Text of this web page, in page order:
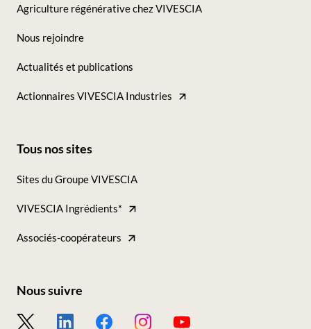
colonne
Agriculture régénérative chez VIVESCIA
Nous rejoindre
Actualités et publications
Actionnaires VIVESCIA Industries
Tous
nos
Tous nos sites
Sites du Groupe VIVESCIA
VIVESCIA Ingrédients*
Associés-coopérateurs
Nous suivre